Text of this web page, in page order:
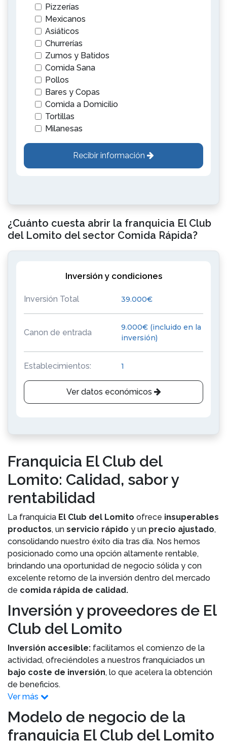
Pizzerías
Mexicanos
Asiáticos
Churrerías
Zumos y Batidos
Comida Sana
Pollos
Bares y Copas
Comida a Domicilio
Tortillas
Milanesas
Recibir información
¿Cuánto cuesta abrir la franquicia El Club
del Lomito del sector Comida Rápida?
Inversión y condiciones
Inversión Total 39.000€
Canon de entrada
9.000€ (incluido en la
inversión)
Establecimientos: 1
Ver datos económicos
Franquicia El Club del
Lomito: Calidad, sabor y
rentabilidad
La franquicia El Club del Lomito ofrece insuperables
productos, un servicio rápido y un precio ajustado,
consolidando nuestro éxito día tras día. Nos hemos
posicionado como una opción altamente rentable,
brindando una oportunidad de negocio sólida y con
excelente retorno de la inversión dentro del mercado
de comida rápida de calidad.
Inversión y proveedores de El
Club del Lomito
Inversión accesible: facilitamos el comienzo de la
actividad, ofreciéndoles a nuestros franquiciados un
bajo coste de inversión, lo que acelera la obtención
de beneficios.
Ver más
Modelo de negocio de la
franquicia El Club del Lomito